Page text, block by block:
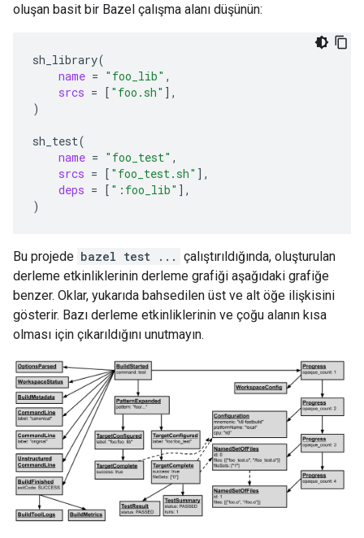
oluşan basit bir Bazel çalışma alanı düşünün:
sh_library(
name = "foo_lib"
srcs = [ "foo.sh" ]
)
sh_test(
name = "foo_test"
srcs = [ "foo_test.sh" ]
deps = [ ":foo_lib" ]
)
Bu projede bazel test ... çalıştırıldığında, oluşturulan
derleme etkinliklerinin derleme grafiği aşağıdaki grafiğe
benzer. Oklar, yukarıda bahsedilen üst ve alt öğe ilişkisini
gösterir. Bazı derleme etkinliklerinin ve çoğu alanın kısa
olması için çıkarıldığını unutmayın.